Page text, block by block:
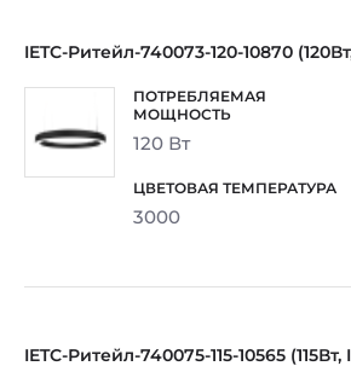
IETC-Ритейл-740073-120-10870
120 Вт
3000
IETC-Ритейл-740075-115-10565